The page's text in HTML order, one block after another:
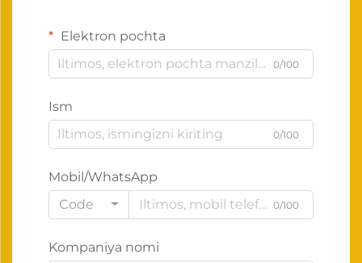
Elektron pochta
0/100
Ism
0/100
Mobil/WhatsApp
Code
0/100
Kompaniya nomi